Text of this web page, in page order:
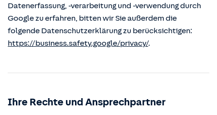
Datenerfassung, -verarbeitung und -verwendung durch
Google zu erfahren, bitten wir Sie außerdem die
folgende Datenschutzerklärung zu berücksichtigen:
https://business.safety.google/privacy/.
Ihre Rechte und Ansprechpartner